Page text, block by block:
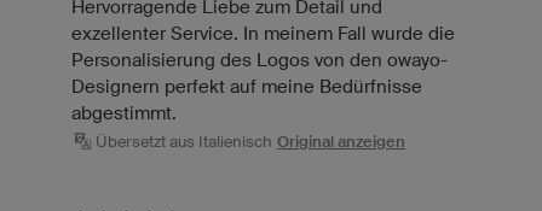
Hervorragende Liebe zum Detail und
exzellenter Service. In meinem Fall wurde die
Personalisierung des Logos von den owayo-
Designern perfekt auf meine Bedürfnisse
abgestimmt.
Übersetzt aus Italienisch Original anzeigen